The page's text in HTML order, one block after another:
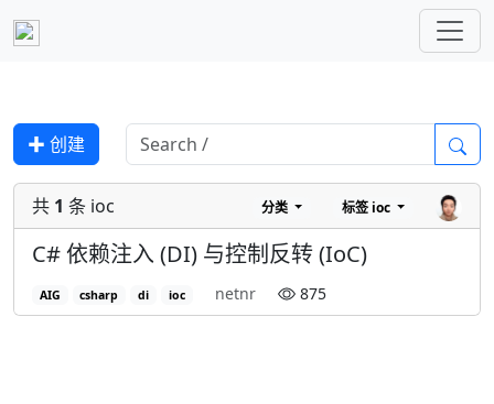
✚ 创建
共 1 条 ioc 分类 标签 ioc
C# 依赖注入 (DI) 与控制反转 (IoC)
AIG csharp di ioc netnr 875